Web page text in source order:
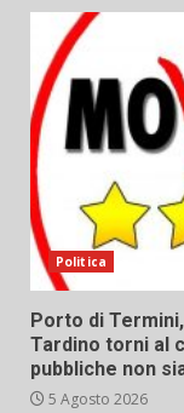
Politica
Porto di
Tardino torni al
pubbliche non
5 Agosto 2026